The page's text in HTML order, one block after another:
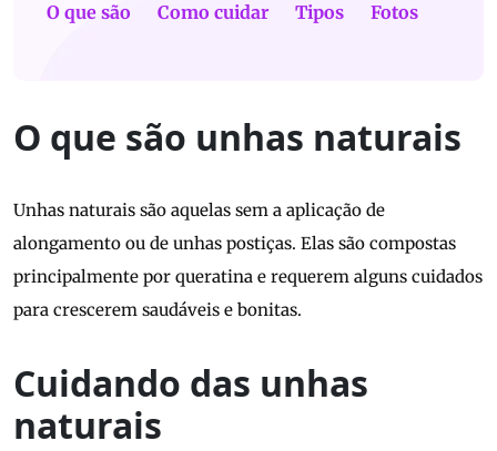
O que são Como cuidar Tipos Fotos
O que são unhas naturais
Unhas naturais são aquelas sem a aplicação de
alongamento ou de unhas postiças. Elas são compostas
principalmente por queratina e requerem alguns cuidados
para crescerem saudáveis e bonitas.
Cuidando das unhas
naturais